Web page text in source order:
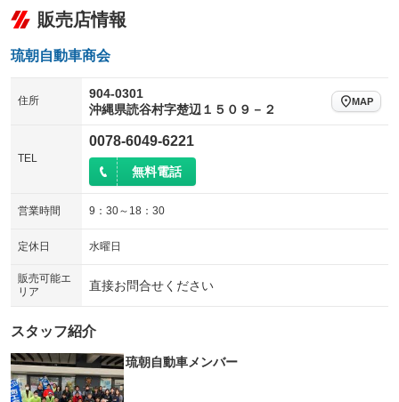
：装備なし
ウォークスルー
電動リアゲート
：装備なし
サイドカメラ
：装備あり
エアサスペンション
販売店情報
琉朝自動車商会
住所
904-0301
沖縄県読谷村字楚辺１５０９－２
MAP
TEL
0078-6049-6221
無料電話
営業時間 9：30～18：30
定休日 水曜日
販売可能エ
リア
直接お問合せください
スタッフ紹介
琉朝自動車メンバー